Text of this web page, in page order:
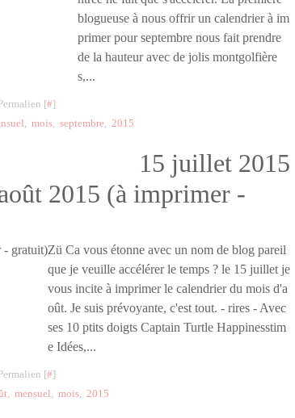
blogueuse à nous offrir un calendrier à im
primer pour septembre nous fait prendre
de la hauteur avec de jolis montgolfière
s,...
[#]
, mois, septembre, 2015
15 juillet 2015
2015 (à imprimer -
Zü Ca vous étonne avec un nom de blog pareil
que je veuille accélérer le temps ? le 15 juillet je
vous incite à imprimer le calendrier du mois d'a
oût. Je suis prévoyante, c'est tout. - rires - Avec
ses 10 ptits doigts Captain Turtle Happinesstim
e Idées,...
[#]
, mensuel, mois, 2015